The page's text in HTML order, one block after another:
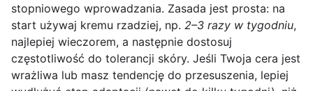
stopniowego wprowadzania. Zasada jest prosta: na
start używaj kremu rzadziej, np. 2–3 razy w tygodniu,
najlepiej wieczorem, a następnie dostosuj
częstotliwość do tolerancji skóry. Jeśli Twoja cera jest
wrażliwa lub masz tendencję do przesuszenia, lepiej